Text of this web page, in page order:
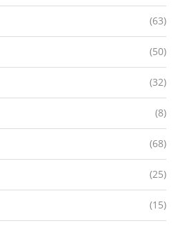
(63)
(50)
(32)
(8)
(68)
(25)
(15)